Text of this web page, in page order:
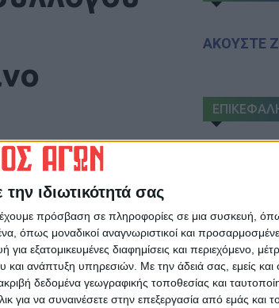
ιδιωτικότητά σας
έχουμε πρόσβαση σε πληροφορίες σε μια συσκευή,
όπως μοναδικοί αναγνωριστικοί και
εξατομικευμένες διαφημίσεις και περιεχόμενο,
και ανάπτυξη υπηρεσιών. Με την άδειά σας, εμείς και
δεδομένα γεωγραφικής τοποθεσίας και
να συναινέσετε στην επεξεργασία από εμάς και
News!
της Θεσσαλίας
ΑΚΟΥΣΤΕ